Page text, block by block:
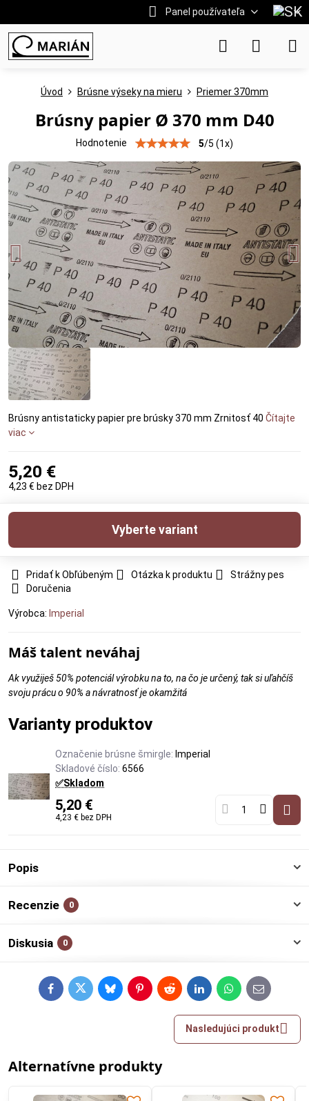
Panel používateľa
Úvod Brúsne výseky na mieru Priemer 370mm
Brúsny papier Ø 370 mm D40
Hodnotenie 5/5 (1x)
Brúsny antistaticky papier pre brúsky 370 mm Zrnitosť 40 Čítajte
viac
5,20 €
4,23 € bez DPH
Vyberte variant
Pridať k Obľúbeným Otázka k produktu
Strážny pes
Doručenia
Výrobca: Imperial
Máš talent neváhaj
Ak využiješ 50% potenciál výrobku na to, na čo je určený, tak si uľahčíš
svoju prácu o 90% a návratnosť je okamžitá
Varianty produktov
Označenie brúsne šmirgle: Imperial
Skladové číslo: 6566
✅Skladom
5,20 €
4,23 € bez DPH
Popis
Recenzie 0
Diskusia 0
FacebookTwitterBlueskyPinterestRedditLinkedInWhatsApp
E-
mail
Nasledujúci produkt
Alternatívne produkty